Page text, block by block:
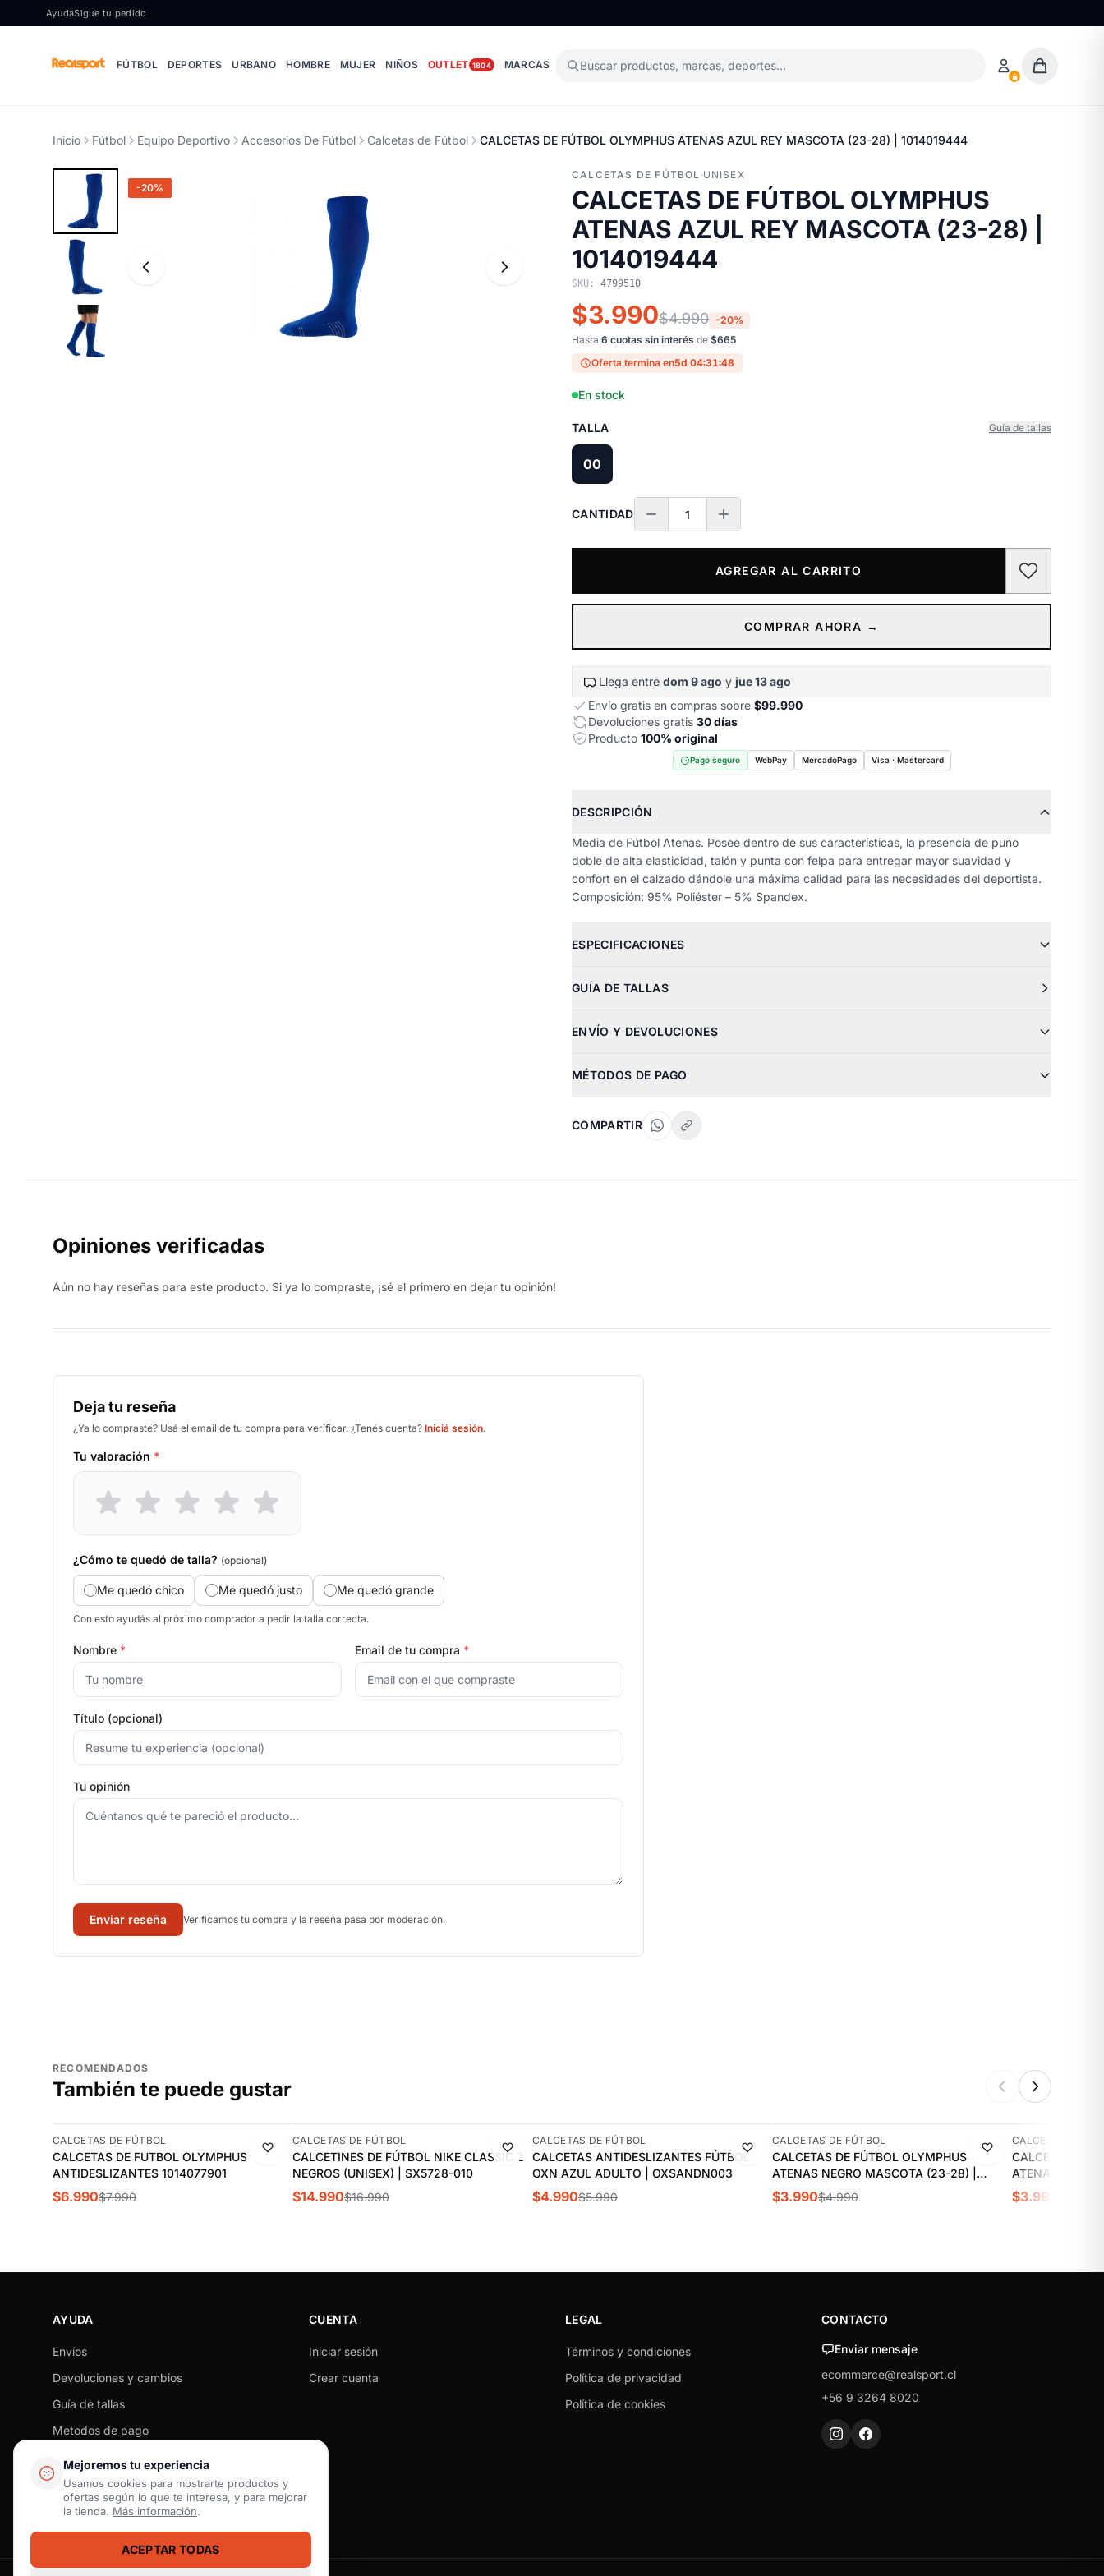
Ir al contenido
Mejoremos tu experiencia
Usamos cookies para mostrarte productos y
ofertas según lo que te interesa, y para mejorar
la tienda. Más información.
ACEPTAR TODAS
AyudaSigue tu pedido
FÚTBOL DEPORTES URBANO HOMBRE MUJER NIÑOS OUTLET 1804 MARCAS Buscar productos, marcas, deportes…
Inicio Fútbol Equipo Deportivo Accesorios De Fútbol Calcetas de Fútbol CALCETAS DE FÚTBOL OLYMPHUS ATENAS AZUL REY MASCOTA (23-28) | 1014019444
-20%
CALCETAS DE FÚTBOL ·UNISEX
CALCETAS DE FÚTBOL OLYMPHUS
ATENAS AZUL REY MASCOTA (23-28) |
1014019444
SKU: 4799510
$3.990$4.990 -20%
Hasta 6 cuotas sin interés de $665
Oferta termina en5d 04:31:47
En stock
TALLA Guía de tallas
00
CANTIDAD
AGREGAR AL CARRITO
COMPRAR AHORA →
Llega entre dom 9 ago y jue 13 ago
Envío gratis en compras sobre $99.990
Devoluciones gratis 30 días
Producto 100% original
Pago seguro WebPay MercadoPago Visa · Mastercard
DESCRIPCIÓN
Media de Fútbol Atenas. Posee dentro de sus características, la presencia de puño
doble de alta elasticidad, talón y punta con felpa para entregar mayor suavidad y
confort en el calzado dándole una máxima calidad para las necesidades del deportista.
Composición: 95% Poliéster – 5% Spandex.
ESPECIFICACIONES
GUÍA DE TALLAS
ENVÍO Y DEVOLUCIONES
MÉTODOS DE PAGO
COMPARTIR
Opiniones verificadas
Aún no hay reseñas para este producto. Si ya lo compraste, ¡sé el primero en dejar tu opinión!
Deja tu reseña
¿Ya lo compraste? Usá el email de tu compra para verificar. ¿Tenés cuenta? Iniciá sesión.
Tu valoración *
¿Cómo te quedó de talla? (opcional)
Me quedó chico Me quedó justo Me quedó grande
Con esto ayudás al próximo comprador a pedir la talla correcta.
Nombre * Email de tu compra *
Título (opcional)
Tu opinión
Enviar reseña Verificamos tu compra y la reseña pasa por moderación.
RECOMENDADOS
También te puede gustar
-13%
CALCETAS DE FÚTBOL
CALCETAS DE FUTBOL OLYMPHUS
ANTIDESLIZANTES 1014077901
$6.990$7.990
-12%
CALCETAS DE FÚTBOL
CALCETINES DE FÚTBOL NIKE CLASSIC 2
NEGROS (UNISEX) | SX5728-010
$14.990$16.990
-17%
CALCETAS DE FÚTBOL
CALCETAS ANTIDESLIZANTES FÚTBOL
OXN AZUL ADULTO | OXSANDN003
$4.990$5.990
-20%
CALCETAS DE FÚTBOL
CALCETAS DE FÚTBOL OLYMPHUS
ATENAS NEGRO MASCOTA (23-28) |
1014019401
$3.990$4.990
-20%
CALCETAS DE
CALCETAS DE
ATENAS
1014019402
$3.990
AYUDA
Envíos
Devoluciones y cambios
Guía de tallas
Métodos de pago
Preguntas frecuentes
Contacto
CUENTA
Iniciar sesión
Crear cuenta
LEGAL
Términos y condiciones
Política de privacidad
Política de cookies
CONTACTO
Enviar mensaje
ecommerce@realsport.cl
+56 9 3264 8020